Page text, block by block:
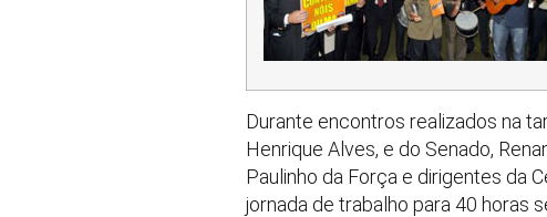
Durante encontros realizados na
Henrique Alves, e do Senado,
Paulinho da Força e dirigentes da
jornada de trabalho para 40 horas